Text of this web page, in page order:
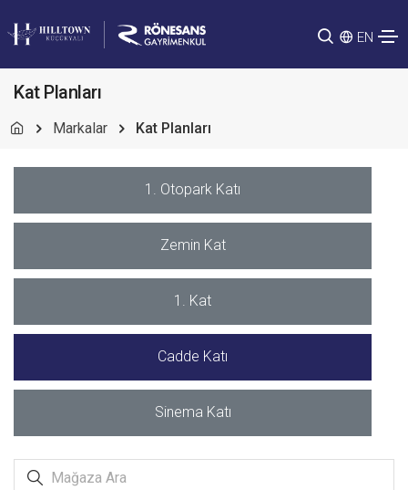
EN
Kat Planları
Markalar Kat Planları
1. Otopark Katı
Zemin Kat
1. Kat
Cadde Katı
Sinema Katı